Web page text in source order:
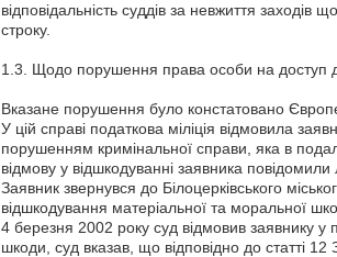
відповідальність суддів за невжиття
строку.
1.3. Щодо порушення права особи на доступ
Вказане порушення було констатовано
У цій справі податкова міліція відмовила
порушенням кримінальної справи, яка в
відмову у відшкодуванні заявника повідомили
Заявник звернувся до Білоцерківського
відшкодування матеріальної та моральної
4 березня 2002 року суд відмовив заявнику у
шкоди, суд вказав, що відповідно до статті